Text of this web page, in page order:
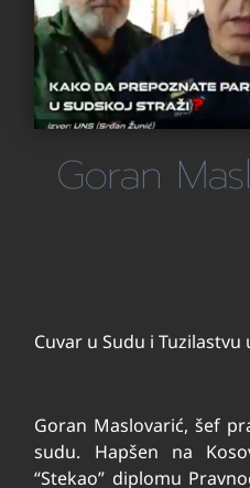
Goran
Cuvar u Sudu i Tuzilastvu
Goran Maslovarić, šef
sudu. Hapšen na
“Stekao” diplomu